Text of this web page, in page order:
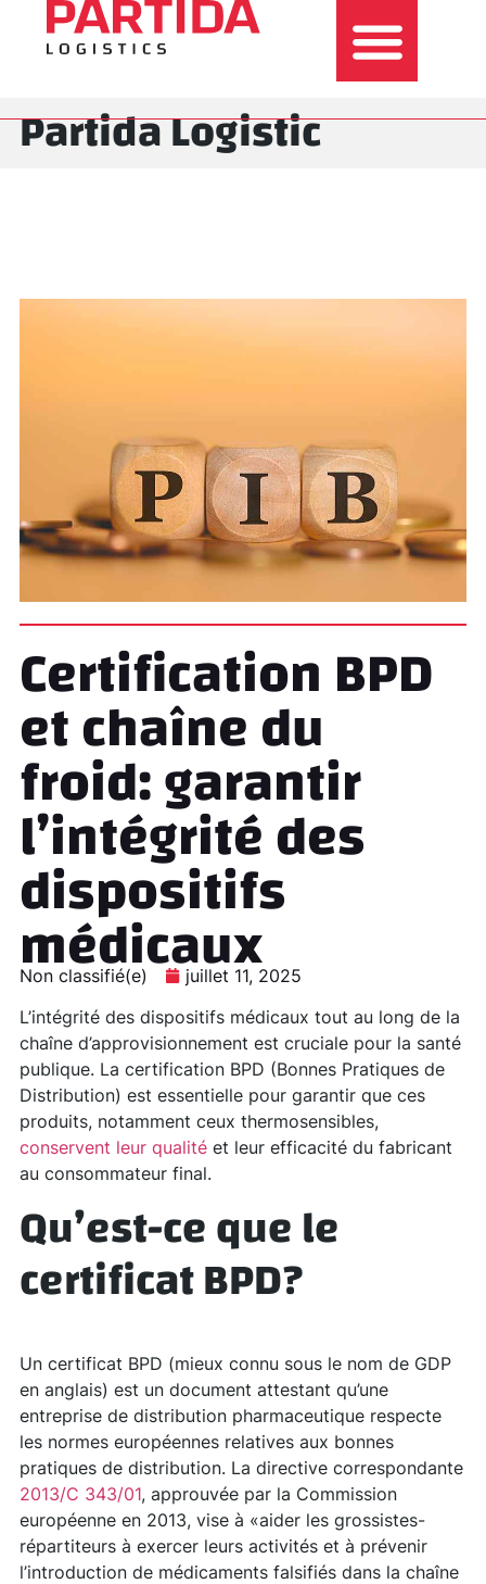
Partida Logistic
Certification BPD
et chaîne du
froid: garantir
l’intégrité des
dispositifs
médicaux
Non classifié(e)
juillet 11, 2025
L’intégrité des dispositifs médicaux tout au long de la
chaîne d’approvisionnement est cruciale pour la santé
publique. La certification BPD (Bonnes Pratiques de
Distribution) est essentielle pour garantir que ces
produits, notamment ceux thermosensibles,
conservent leur qualitéet leur efficacité du fabricant
au consommateur final.
Qu’est-ce que le
certificat BPD?
Un certificat BPD (mieux connu sous le nom de GDP
en anglais) est un document attestant qu’une
entreprise de distribution pharmaceutique respecte
les normes européennes relatives aux bonnes
pratiques de distribution. La directive correspondante
2013/C 343/01, approuvée par la Commission
européenne en 2013, vise à «aider les grossistes-
répartiteurs à exercer leurs activités et à prévenir
l’introduction de médicaments falsifiés dans la chaîne